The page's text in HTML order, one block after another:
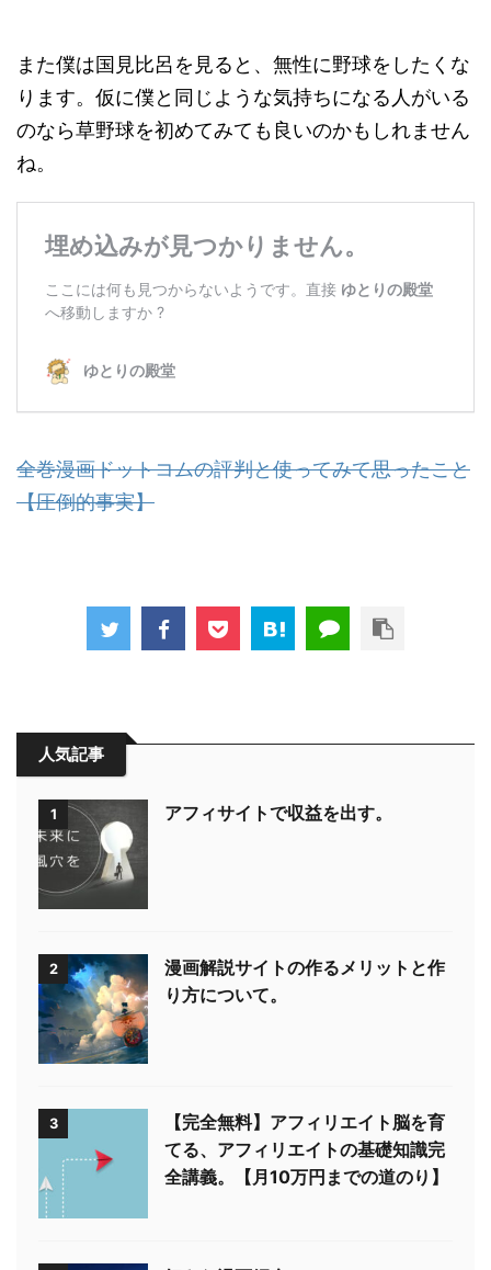
また僕は国見比呂を見ると、無性に野球をしたくな
ります。仮に僕と同じような気持ちになる人がいる
のなら草野球を初めてみても良いのかもしれません
ね。
全巻漫画ドットコムの評判と使ってみて思ったこと
【圧倒的事実】
人気記事
1 アフィサイトで収益を出す。
2
漫画解説サイトの作るメリットと作
り方について。
3
【完全無料】アフィリエイト脳を育
てる、アフィリエイトの基礎知識完
全講義。【月10万円までの道のり】